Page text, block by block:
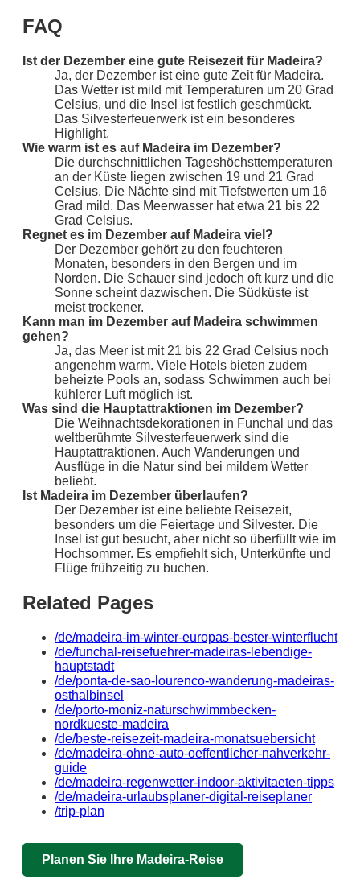
FAQ
Ist der Dezember eine gute Reisezeit für Madeira?
Ja, der Dezember ist eine gute Zeit für Madeira.
Das Wetter ist mild mit Temperaturen um 20 Grad
Celsius, und die Insel ist festlich geschmückt.
Das Silvesterfeuerwerk ist ein besonderes
Highlight.
Wie warm ist es auf Madeira im Dezember?
Die durchschnittlichen Tageshöchsttemperaturen
an der Küste liegen zwischen 19 und 21 Grad
Celsius. Die Nächte sind mit Tiefstwerten um 16
Grad mild. Das Meerwasser hat etwa 21 bis 22
Grad Celsius.
Regnet es im Dezember auf Madeira viel?
Der Dezember gehört zu den feuchteren
Monaten, besonders in den Bergen und im
Norden. Die Schauer sind jedoch oft kurz und die
Sonne scheint dazwischen. Die Südküste ist
meist trockener.
Kann man im Dezember auf Madeira schwimmen
gehen?
Ja, das Meer ist mit 21 bis 22 Grad Celsius noch
angenehm warm. Viele Hotels bieten zudem
beheizte Pools an, sodass Schwimmen auch bei
kühlerer Luft möglich ist.
Was sind die Hauptattraktionen im Dezember?
Die Weihnachtsdekorationen in Funchal und das
weltberühmte Silvesterfeuerwerk sind die
Hauptattraktionen. Auch Wanderungen und
Ausflüge in die Natur sind bei mildem Wetter
beliebt.
Ist Madeira im Dezember überlaufen?
Der Dezember ist eine beliebte Reisezeit,
besonders um die Feiertage und Silvester. Die
Insel ist gut besucht, aber nicht so überfüllt wie im
Hochsommer. Es empfiehlt sich, Unterkünfte und
Flüge frühzeitig zu buchen.
Related Pages
/de/madeira-im-winter-europas-bester-winterflucht
/de/funchal-reisefuehrer-madeiras-lebendige-
hauptstadt
/de/ponta-de-sao-lourenco-wanderung-madeiras-
osthalbinsel
/de/porto-moniz-naturschwimmbecken-
nordkueste-madeira
/de/beste-reisezeit-madeira-monatsuebersicht
/de/madeira-ohne-auto-oeffentlicher-nahverkehr-
guide
/de/madeira-regenwetter-indoor-aktivitaeten-tipps
/de/madeira-urlaubsplaner-digital-reiseplaner
/trip-plan
Planen Sie Ihre Madeira-Reise